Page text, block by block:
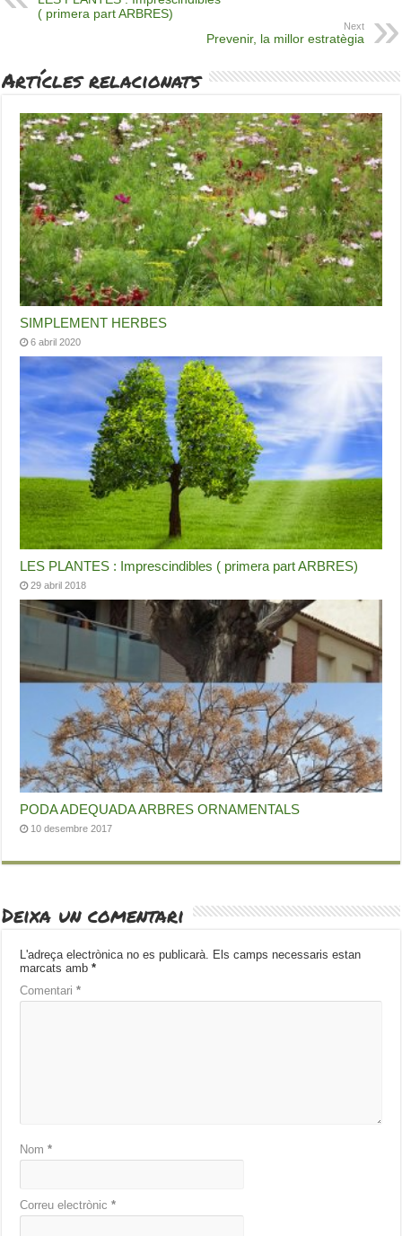
( primera part ARBRES)
Next
Prevenir, la millor estratègia
Artícles relacionats
SIMPLEMENT HERBES
6 abril 2020
LES PLANTES : Imprescindibles ( primera part ARBRES)
29 abril 2018
PODA ADEQUADA ARBRES ORNAMENTALS
10 desembre 2017
Deixa un comentari
L'adreça electrònica no es publicarà. Els camps necessaris estan
marcats amb*
Comentari*
Nom*
Correu electrònic*